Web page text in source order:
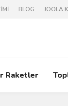
BLOG JOOLA
Raketler